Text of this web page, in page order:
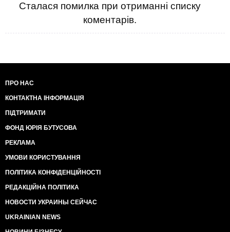
Сталася помилка при отриманні списку
коментарів.
ПРО НАС
КОНТАКТНА ІНФОРМАЦІЯ
ПІДТРИМАТИ
ФОНД ЮРІЯ БУТУСОВА
РЕКЛАМА
УМОВИ КОРИСТУВАННЯ
ПОЛІТИКА КОНФІДЕНЦІЙНОСТІ
РЕДАКЦІЙНА ПОЛІТИКА
НОВОСТИ УКРАИНЫ СЕЙЧАС
UKRAINIAN NEWS